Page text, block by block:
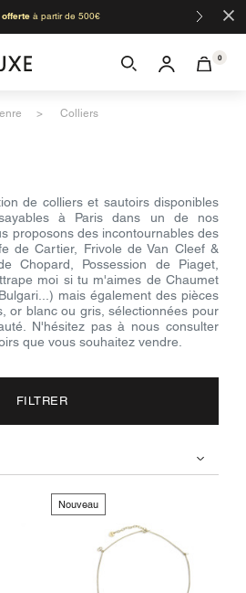
à partir de 500€ ×
0
Colliers
de colliers et sautoirs disponibles
à Paris dans un de nos
proposons des incontournables des
de Cartier, Frivole de Van Cleef &
Chopard, Possession de Piaget,
moi si tu m'aimes de Chaumet
mais également des pièces
or blanc ou gris, sélectionnées pour
N'hésitez pas à nous consulter
que vous souhaitez vendre.
FILTRER
Nouveau